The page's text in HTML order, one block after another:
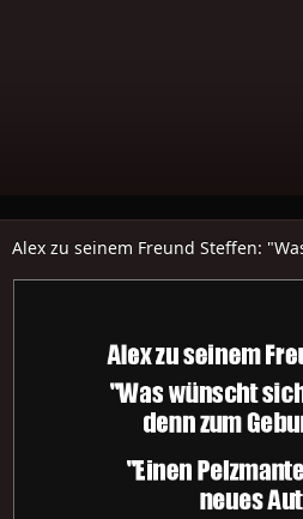
Alex zu seinem Freund Steffen: